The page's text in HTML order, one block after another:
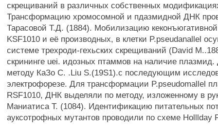
скрещиваний в различных собственных
Трансформацию хромосомной и пдазмидной ДНК
Тарасовой Т.Д. (1884). Мобилизацию
KSF1010 и её производных, в клетки P.pseudanallel
системе трехроди-гехьских скрещиваний (David
скрининге uei. идозных птаммов на наличие
методу КаЗо С. .Liu S.(19S1).с последующим
электрофорезе. Для трансформации P.pseudomallel
RSF1010, ДНК выделяли по методу, изложенному в
Маниатиса Т. (1084). Идентификацию питательных
ауксотрофных мутантов проводили по схеме Holllday